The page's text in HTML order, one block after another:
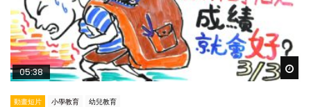
05:38
動畫短片 小學教育 幼兒教育